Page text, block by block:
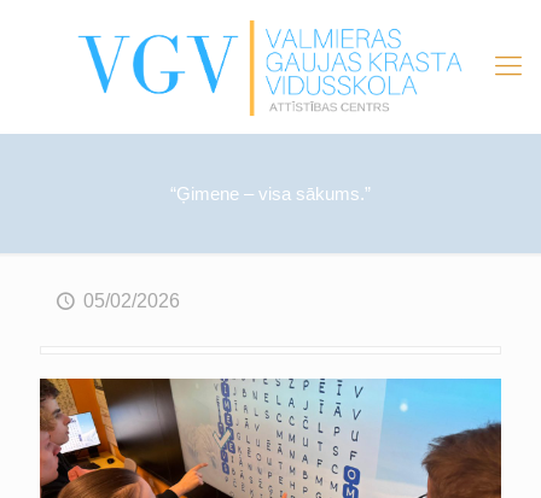
“Ģimene – visa sākums.”
05/02/2026